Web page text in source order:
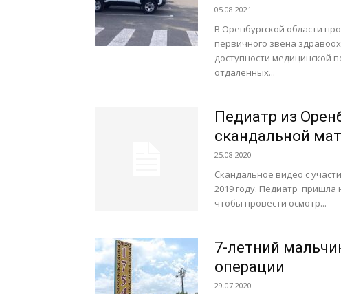
05.08.2021
В Оренбургской области
первичного звена
доступности медицинской
отдаленных...
Педиатр из
скандальной
25.08.2020
Скандальное видео с
2019 году. Педиатр пришла
чтобы провести осмотр...
7-летний
операции
29.07.2020